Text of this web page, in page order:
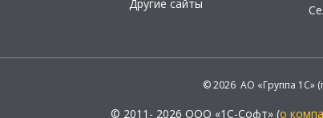
Другие сайты
© 2026 АО «Группа 1С»
© 2011- 2026 ООО «1С-Софт» (о